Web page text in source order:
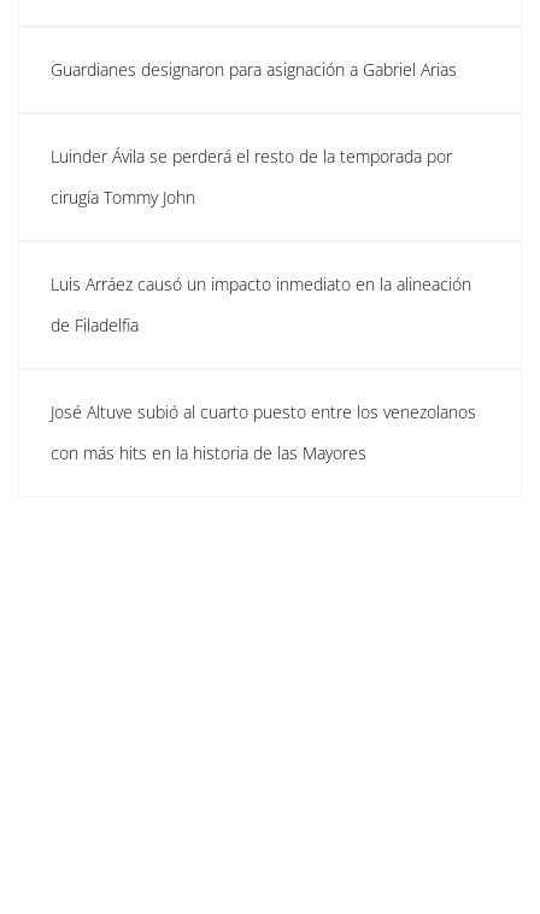
Guardianes designaron para asignación a Gabriel Arias
Luinder Ávila se perderá el resto de la temporada por
cirugía Tommy John
Luis Arráez causó un impacto inmediato en la alineación
de Filadelfia
José Altuve subió al cuarto puesto entre los venezolanos
con más hits en la historia de las Mayores